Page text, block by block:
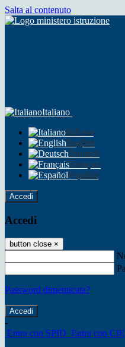
Salta al contenuto
Italiano
Italiano
English
Deutsch
Français
Español
Accedi
Accedi
button close ×
Password dimenticata?
-
Entra con SPID Entra con CIE